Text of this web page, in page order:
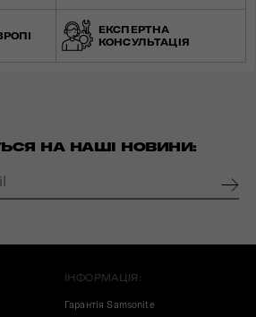
ЕКСПЕРТНА
КОНСУЛЬТАЦІЯ
НА НАШІ НОВИНИ:
ІНФОРМАЦІЯ:
Гарантія Samsonite